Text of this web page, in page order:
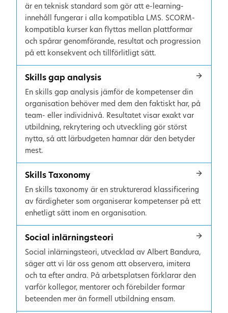
är en teknisk standard som gör att e-learning-
innehåll fungerar i alla kompatibla LMS. SCORM-
kompatibla kurser kan flyttas mellan plattformar
och spårar genomförande, resultat och progression
på ett konsekvent och tillförlitligt sätt.
Skills gap analysis
En skills gap analysis jämför de kompetenser din
organisation behöver med dem den faktiskt har, på
team- eller individnivå. Resultatet visar exakt var
utbildning, rekrytering och utveckling gör störst
nytta, så att lärbudgeten hamnar där den betyder
mest.
Skills Taxonomy
En skills taxonomy är en strukturerad klassificering
av färdigheter som organiserar kompetenser på ett
enhetligt sätt inom en organisation.
Social inlärningsteori
Social inlärningsteori, utvecklad av Albert Bandura,
säger att vi lär oss genom att observera, imitera
och ta efter andra. På arbetsplatsen förklarar den
varför kollegor, mentorer och förebilder formar
beteenden mer än formell utbildning ensam.